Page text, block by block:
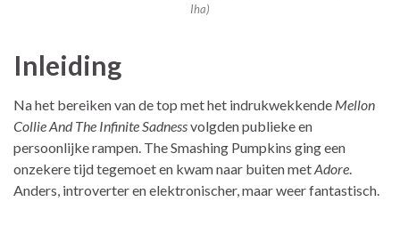
Iha)
Inleiding
Na het bereiken van de top met het indrukwekkende Mellon
Collie And The Infinite Sadnessvolgden publieke en
persoonlijke rampen. The Smashing Pumpkins ging een
onzekere tijd tegemoet en kwam naar buiten metAdore.
Anders, introverter en elektronischer, maar weer fantastisch.